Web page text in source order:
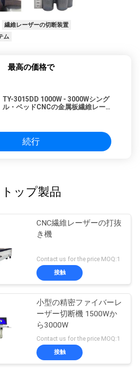
繊維レーザーの切断装置
ム
最高の価格で
TY-3015DD 1000W - 3000Wシング
ル・ベッドCNCの金属板繊維レーザ
続行
トップ製品
CNC繊維レーザーの打抜
き機
Contact us for the price MOQ:1
接触
小型の精密ファイバーレ
ーザー切断機 1500Wか
ら3000W
Contact us for the price MOQ:1
接触